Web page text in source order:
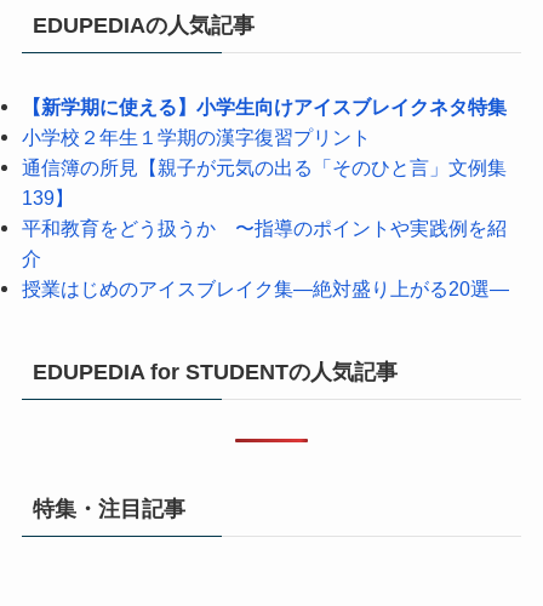
EDUPEDIAの人気記事
【新学期に使える】小学生向けアイスブレイクネタ特集
小学校２年生１学期の漢字復習プリント
通信簿の所見【親子が元気の出る「そのひと言」文例集
139】
平和教育をどう扱うか 〜指導のポイントや実践例を紹
介
授業はじめのアイスブレイク集―絶対盛り上がる20選―
EDUPEDIA for STUDENTの人気記事
特集・注目記事